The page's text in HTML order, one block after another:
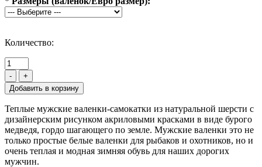
Количество:
- +
Теплые мужские валенки-самокатки из натуральной шерсти с
дизайнерским рисунком акриловыми красками в виде бурого
медведя, гордо шагающего по земле. Мужские валенки это не
только простые белые валенки для рыбаков и охотников, но и
очень теплая и модная зимняя обувь для наших дорогих
мужчин.